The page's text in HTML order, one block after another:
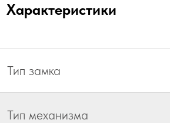
Характеристики
Тип замка
Тип механизма